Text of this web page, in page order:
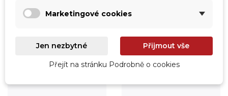
Prohlédnout
Údržba
Prohlédnout
Marketingové cookies
Jen nezbytné Přijmout vše
Přejít na stránku Podrobně o cookies